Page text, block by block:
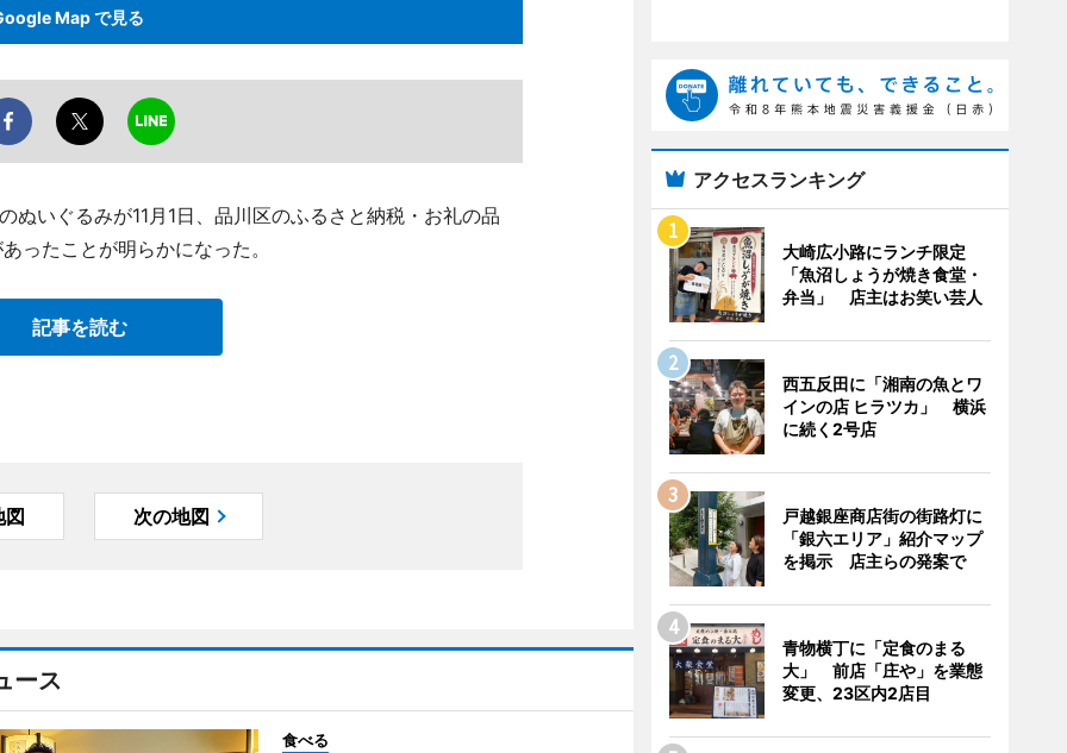
Map で見る
ぬいぐるみが11月1日、品川区のふるさと納税・お礼の品
ったことが明らかになった。
記事を読む
図 次の地図
ース
食べる
アクセスランキング
大崎広小路にランチ限定
「魚沼しょうが焼き食堂・
弁当」 店主はお笑い芸人
西五反田に「湘南の魚とワ
インの店 ヒラツカ」 横浜
に続く2号店
戸越銀座商店街の街路灯に
「銀六エリア」紹介マップ
を掲示 店主らの発案で
青物横丁に「定食のまる
大」 前店「庄や」を業態
変更、23区内2店目